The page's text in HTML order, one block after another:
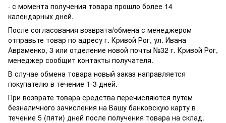
· с момента получения товара прошло более 14
календарных дней.
После согласования возврата/обмена с менеджером
отправьте товар по адресу г. Кривой Рог, ул. Ивана
Авраменко, 3 или отделение новой почты №32 г. Кривой Рог,
менеджер сообщит контакты получателя.
В случае обмена товара новый заказ направляется
покупателю в течение 1-3 дней.
При возврате товара средства перечисляются путем
безналичного зачисления на Вашу банковскую карту в
течение 5 (пяти) дней после получения товара на склад.